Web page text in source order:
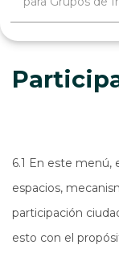
6.1 En este menú,
espacios,
participación
esto con el